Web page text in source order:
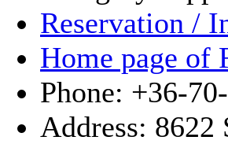
Reservation /
Home page of
Phone: +36-
Address: 8622